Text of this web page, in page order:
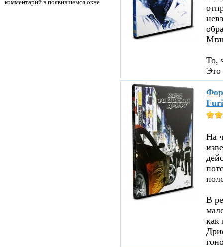
То,
На
В
как
комментарий в появившемся окне